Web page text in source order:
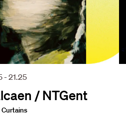
/ NTGent
Curtains
- 21.25